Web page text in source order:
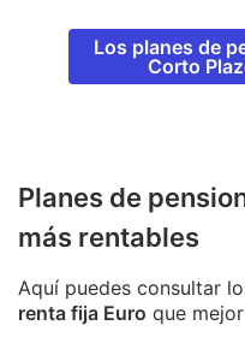
Los planes de
Corto
Planes de
más rentables
Aquí puedes consultar
renta fija Euro que